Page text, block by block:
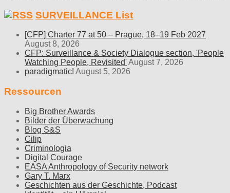
SURVEILLANCE List
[CFP] Charter 77 at 50 – Prague, 18–19 Feb 2027
August 8, 2026
CFP: Surveillance & Society Dialogue section, 'People
Watching People, Revisited'August 7, 2026
paradigmatic! August 5, 2026
Ressourcen
Big Brother Awards
Bilder der Überwachung
Blog S&S
Cilip
Criminologia
Digital Courage
EASA Anthropology of Security network
Gary T. Marx
Geschichten aus der Geschichte, Podcast